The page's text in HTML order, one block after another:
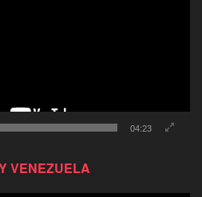
04:23
VENEZUELA